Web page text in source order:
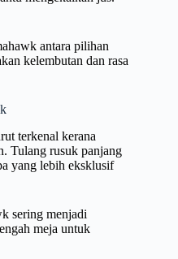
antara pilihan
kelembutan dan rasa
terkenal kerana
Tulang rusuk panjang
yang lebih eksklusif
sering menjadi
meja untuk